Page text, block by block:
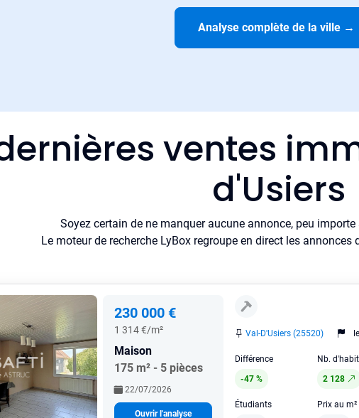
Analyse complète de la ville →
ventes
d'Usiers
Soyez certain de ne manquer aucune annonce, peu
Le moteur de recherche LyBox regroupe en direct les
230 000 €
1 314 €/m²
Maison
175 m² - 5 pièces
22/07/2026
Ouvrir l'analyse
Val-D'Usiers (25520)
Différence
-47 %
Nb.
2 128
Étudiants Prix au m²